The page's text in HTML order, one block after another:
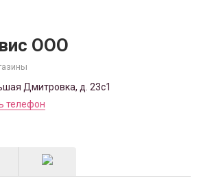
ООО
Дмитровка, д. 23с1
телефон